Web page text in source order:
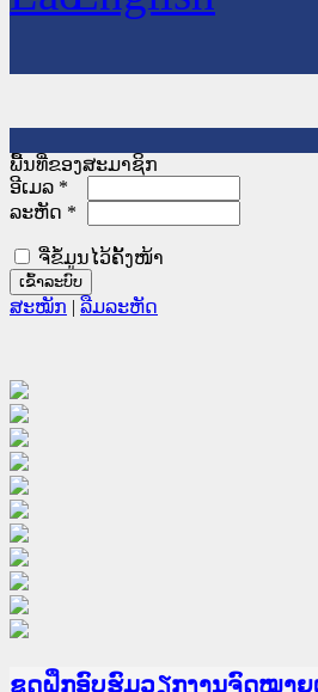
ພື້ນທີ່ຂອງສະມາຊິກ
ອີເມລ *
ລະຫັດ *
ຈື່ຂໍ້ມູນໄວ້ຄັ້ງໜ້າ
ສະໝັກ | ລືມລະຫັດ
Ministry of Justice Lao PDR
ເຜີຍແຜ່ວັບໄຊຈົດໝາຍເຫດທາ
ກະຊວງຍຸຕິທຳ
ຊຸດຝຶກອົບຮົມວຽກງານຈົດໝາຍ
ກອງປະຊຸມທົບທວນຄືນການຈັດ
ຝຶກອົບຮົມ ຜູ່ປະສານງານວຽກງ
ຝຶກອົບຮົມ ຜູ່ປະສານງານວຽກງ
ເຜີຍແຜ່ແອັບກົດໝາຍລາວ ແລ
ເຜີຍແຜ່ແອັບກົດໝາຍລາວ ແລ
ຍົກລະດັບວຽກງານຈົດໝາຍເຫ
ຊຸດຝຶກອົບຮົມວຽກງານຈົດໝາຍ